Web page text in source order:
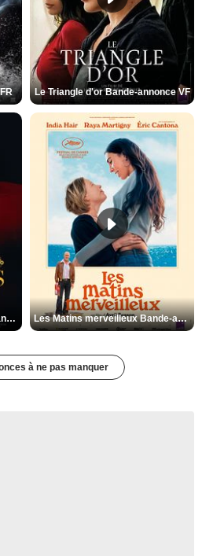
Le Triangle d'or Bande-annonce VF
Les Silences de Riyad Bande-annonce VO STFR Les Matins merveilleux Bande-annonce VF
à ne pas manquer